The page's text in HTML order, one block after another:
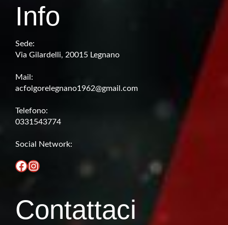
Info
Sede:
Via Gilardelli, 20015 Legnano
Mail:
acfolgorelegnano1962@gmail.com
Telefono:
0331543774
Social Network:
Facebook Instagram
Contattaci